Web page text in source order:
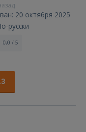
20 октября 2025
русски
0,0 / 5